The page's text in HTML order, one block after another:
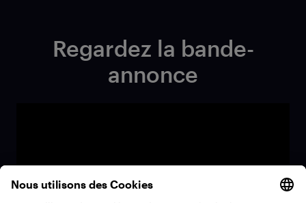
Regardez la bande-
annonce